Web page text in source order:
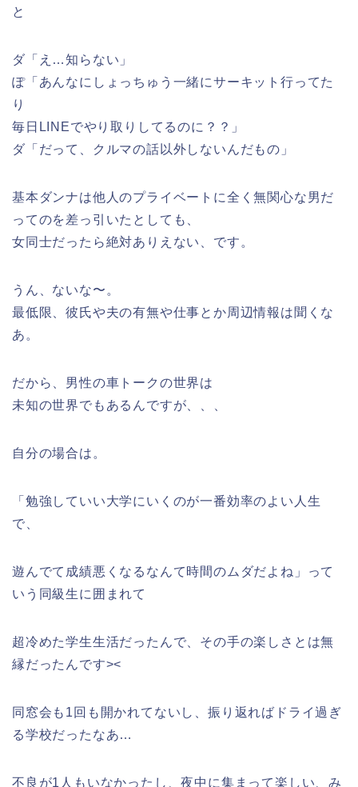
と
ダ「え…知らない」
ぽ「あんなにしょっちゅう一緒にサーキット行ってた
り
毎日LINEでやり取りしてるのに？？」
ダ「だって、クルマの話以外しないんだもの」
基本ダンナは他人のプライベートに全く無関心な男だ
ってのを差っ引いたとしても、
女同士だったら絶対ありえない、です。
うん、ないな〜。
最低限、彼氏や夫の有無や仕事とか周辺情報は聞くな
あ。
だから、男性の車トークの世界は
未知の世界でもあるんですが、、、
自分の場合は。
「勉強していい大学にいくのが一番効率のよい人生
で、
遊んでて成績悪くなるなんて時間のムダだよね」って
いう同級生に囲まれて
超冷めた学生生活だったんで、その手の楽しさとは無
縁だったんです><
同窓会も1回も開かれてないし、振り返ればドライ過ぎ
る学校だったなあ…
不良が1人もいなかったし、夜中に集まって楽しい、み